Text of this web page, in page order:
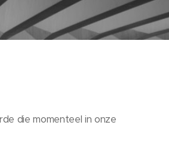
die momenteel in onze